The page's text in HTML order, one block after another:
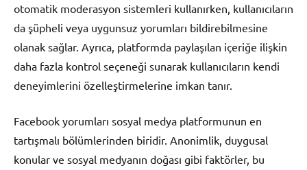
otomatik moderasyon sistemleri kullanırken, kullanıcıların
da şüpheli veya uygunsuz yorumları bildirebilmesine
olanak sağlar. Ayrıca, platformda paylaşılan içeriğe ilişkin
daha fazla kontrol seçeneği sunarak kullanıcıların kendi
deneyimlerini özelleştirmelerine imkan tanır.
Facebook yorumları sosyal medya platformunun en
tartışmalı bölümlerinden biridir. Anonimlik, duygusal
konular ve sosyal medyanın doğası gibi faktörler, bu